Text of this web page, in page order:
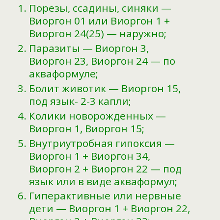
Порезы, ссадины, синяки —
Виоргон 01 или Виоргон 1 +
Виоргон 24(25) — наружно;
Паразиты — Виоргон 3,
Виоргон 23, Виоргон 24 — по
акваформуле;
Болит животик — Виоргон 15,
под язык- 2-3 капли;
Колики новорожденных —
Виоргон 1, Виоргон 15;
Внутриутробная гипоксия —
Виоргон 1 + Виоргон 34,
Виоргон 2 + Виоргон 22 — под
язык или в виде акваформул;
Гиперактивные или нервные
дети — Виоргон 1 + Виоргон 22,